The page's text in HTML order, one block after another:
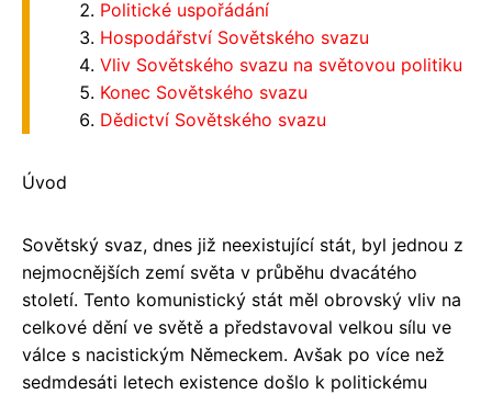
Politické uspořádání
Hospodářství Sovětského svazu
Vliv Sovětského svazu na světovou politiku
Konec Sovětského svazu
Dědictví Sovětského svazu
Úvod
Sovětský svaz, dnes již neexistující stát, byl jednou z
nejmocnějších zemí světa v průběhu dvacátého
století. Tento komunistický stát měl obrovský vliv na
celkové dění ve světě a představoval velkou sílu ve
válce s nacistickým Německem. Avšak po více než
sedmdesáti letech existence došlo k politickému